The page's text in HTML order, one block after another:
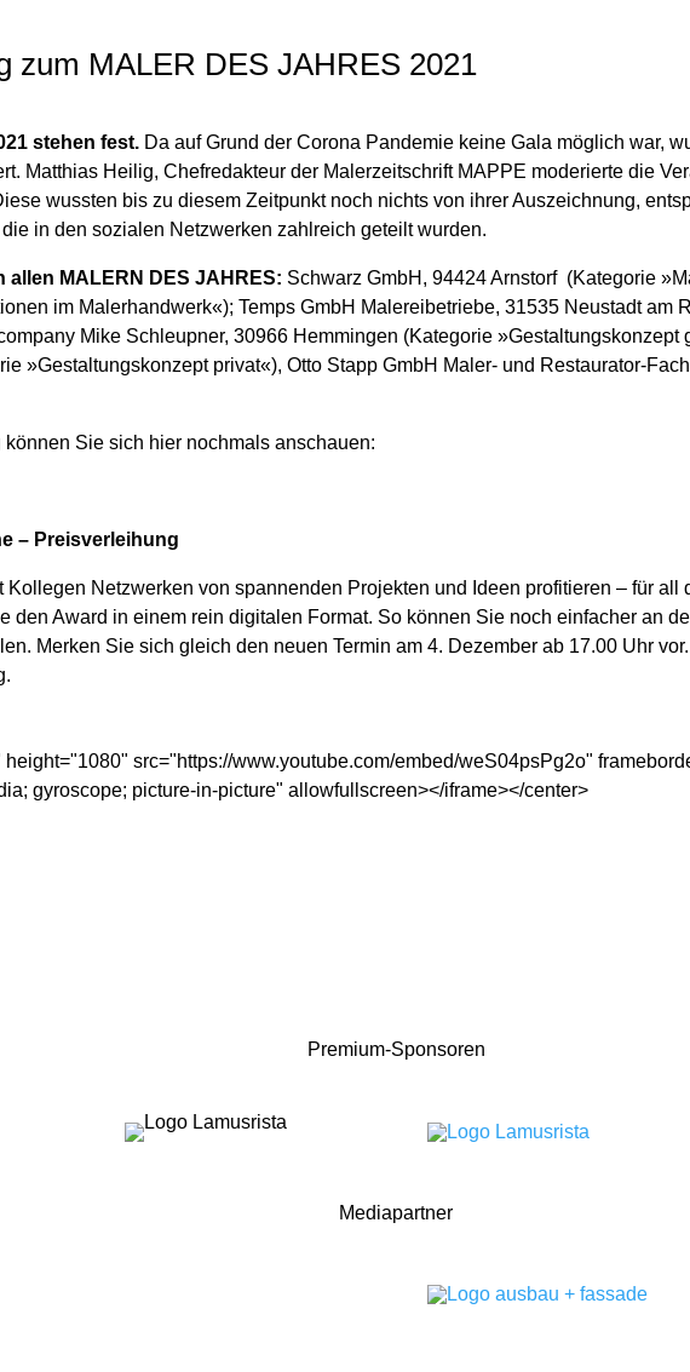
zum MALER DES JAHRES 2021
stehen fest. Da auf Grund der Corona Pandemie keine Gala möglich war,
Matthias Heilig, Chefredakteur der Malerzeitschrift MAPPE moderierte die
wussten bis zu diesem Zeitpunkt noch nichts von ihrer Auszeichnung,
in den sozialen Netzwerken zahlreich geteilt wurden.
MALERN DES JAHRES: Schwarz GmbH, 94424 Arnstorf (Kategorie
im Malerhandwerk«); Temps GmbH Malereibetriebe, 31535 Neustadt am
Mike Schleupner, 30966 Hemmingen (Kategorie
»Gestaltungskonzept privat«), Otto Stapp GmbH Maler- und Restaurator-
Sie sich hier nochmals anschauen:
– Preisverleihung
Kollegen Netzwerken von spannenden Projekten und Ideen profitieren – für
den Award in einem rein digitalen Format. So können Sie noch einfacher an
Merken Sie sich gleich den neuen Termin am 4. Dezember ab 17.00 Uhr
src="https://www.youtube.com/embed/weS04psPg2o"
gyroscope; picture-in-picture" allowfullscreen></iframe></center>
Premium-Sponsoren
Mediapartner